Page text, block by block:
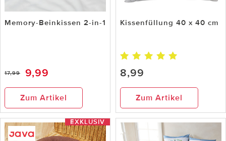
Memory-Beinkissen 2-in-1
17,99 9,99
Zum Artikel
Kissenfüllung 40 x 40 cm
8,99
Zum Artikel
EXKLUSIV